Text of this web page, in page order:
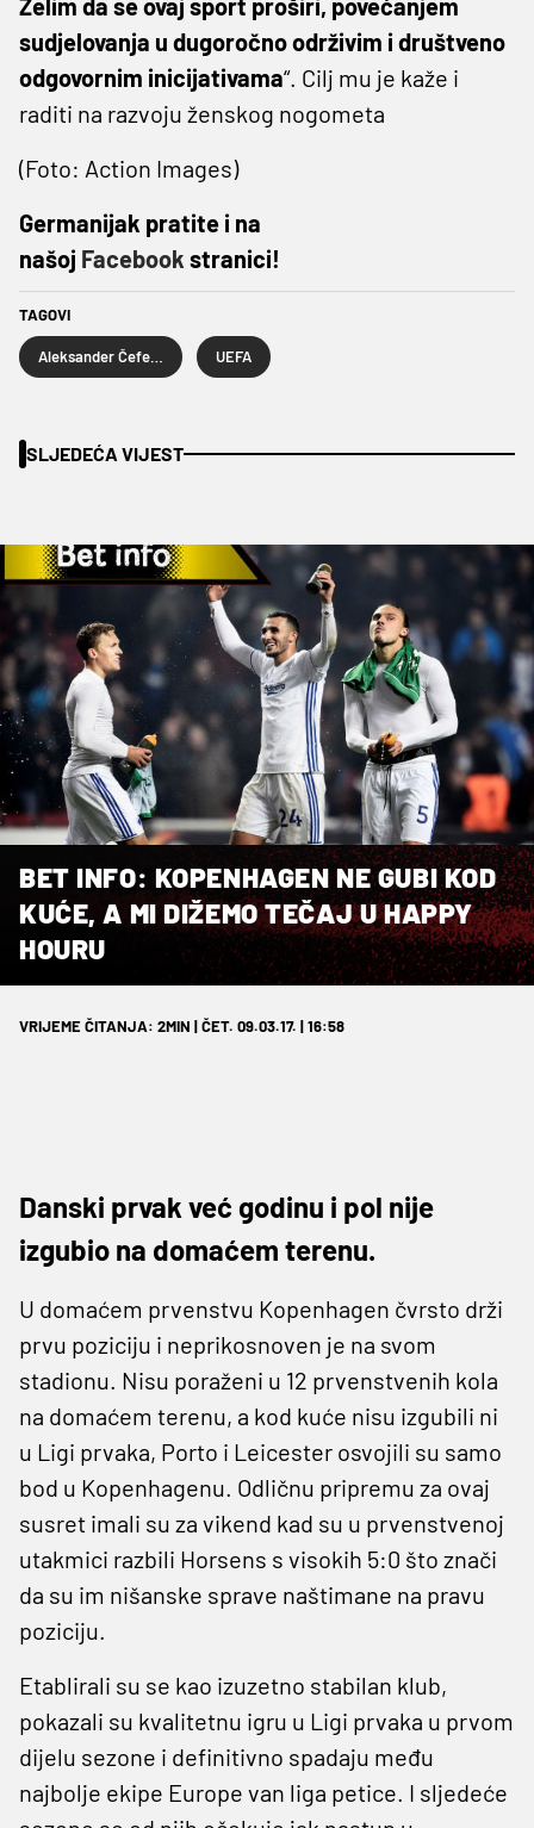
Želim da se ovaj sport proširi, povećanjem
sudjelovanja u dugoročno održivim i društveno
odgovornim inicijativama“. Cilj mu je kaže i
raditi na razvoju ženskog nogometa
(Foto: Action Images)
Germanijak pratite i na
našoj Facebook stranici!
TAGOVI
UEFA
SLJEDEĆA VIJEST
BET INFO: KOPENHAGEN NE GUBI KOD
KUĆE, A MI DIŽEMO TEČAJ U HAPPY
HOURU
VRIJEME ČITANJA: 2MIN | ČET. 09.03.17. | 16:58
Danski prvak već godinu i pol nije
izgubio na domaćem terenu.
U domaćem prvenstvu Kopenhagen čvrsto drži
prvu poziciju i neprikosnoven je na svom
stadionu. Nisu poraženi u 12 prvenstvenih kola
na domaćem terenu, a kod kuće nisu izgubili ni
u Ligi prvaka, Porto i Leicester osvojili su samo
bod u Kopenhagenu. Odličnu pripremu za ovaj
susret imali su za vikend kad su u prvenstvenoj
utakmici razbili Horsens s visokih 5:0 što znači
da su im nišanske sprave naštimane na pravu
poziciju.
Etablirali su se kao izuzetno stabilan klub,
pokazali su kvalitetnu igru u Ligi prvaka u prvom
dijelu sezone i definitivno spadaju među
najbolje ekipe Europe van liga petice. I sljedeće